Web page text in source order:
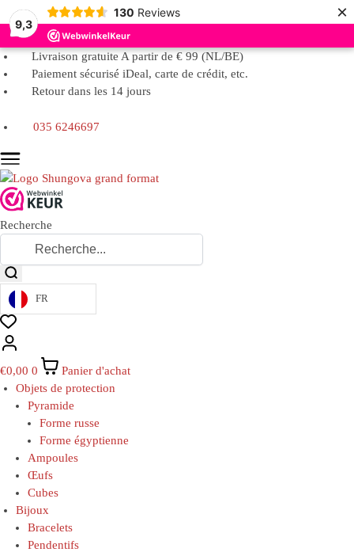
9,3
130 Reviews ×
Livraison gratuite A partir de € 99 (NL/BE)
Paiement sécurisé iDeal, carte de crédit, etc.
Retour dans les 14 jours
035 6246697
Recherche
FR
€0,00 0
Panier d'achat
Objets de protection
Pyramide
Forme russe
Forme égyptienne
Ampoules
Œufs
Cubes
Bijoux
Bracelets
Pendentifs